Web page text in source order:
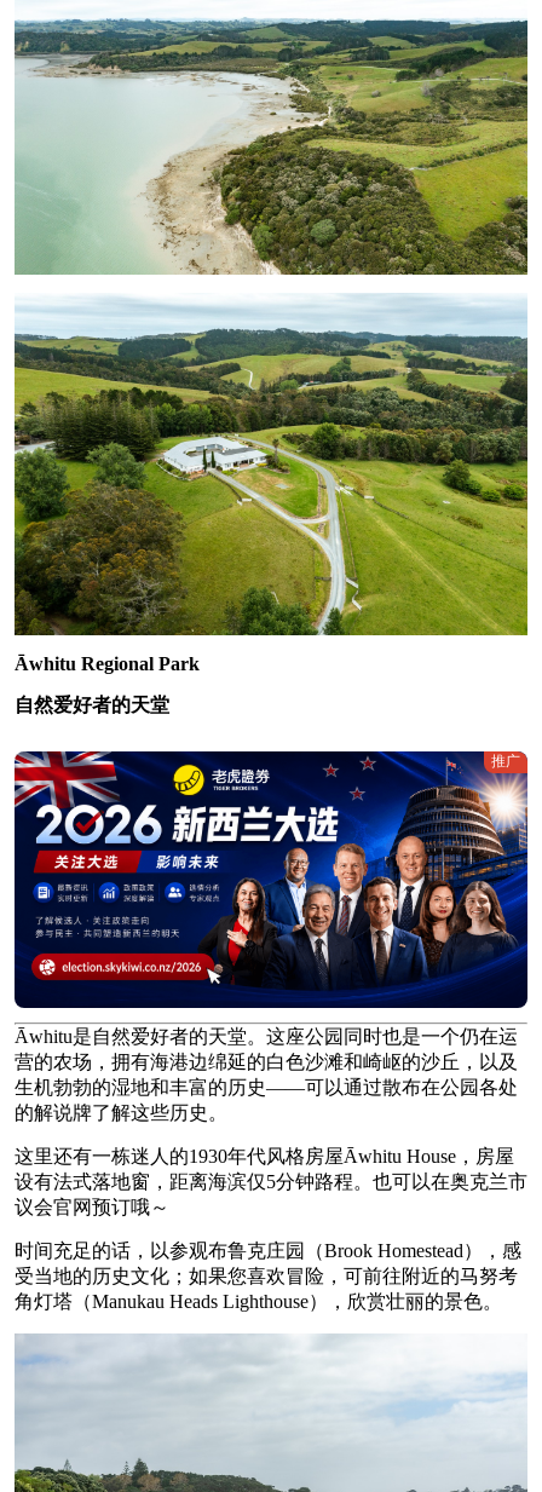
Āwhitu Regional Park
自然爱好者的天堂
推广
Āwhitu是自然爱好者的天堂。这座公园同时也是一个仍在运
营的农场，拥有海港边绵延的白色沙滩和崎岖的沙丘，以及
生机勃勃的湿地和丰富的历史——可以通过散布在公园各处
的解说牌了解这些历史。
这里还有一栋迷人的1930年代风格房屋Āwhitu House，房屋
设有法式落地窗，距离海滨仅5分钟路程。也可以在奥克兰市
议会官网预订哦～
时间充足的话，以参观布鲁克庄园（Brook Homestead），感
受当地的历史文化；如果您喜欢冒险，可前往附近的马努考
角灯塔（Manukau Heads Lighthouse），欣赏壮丽的景色。